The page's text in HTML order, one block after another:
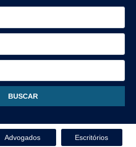
Advogados Escritórios